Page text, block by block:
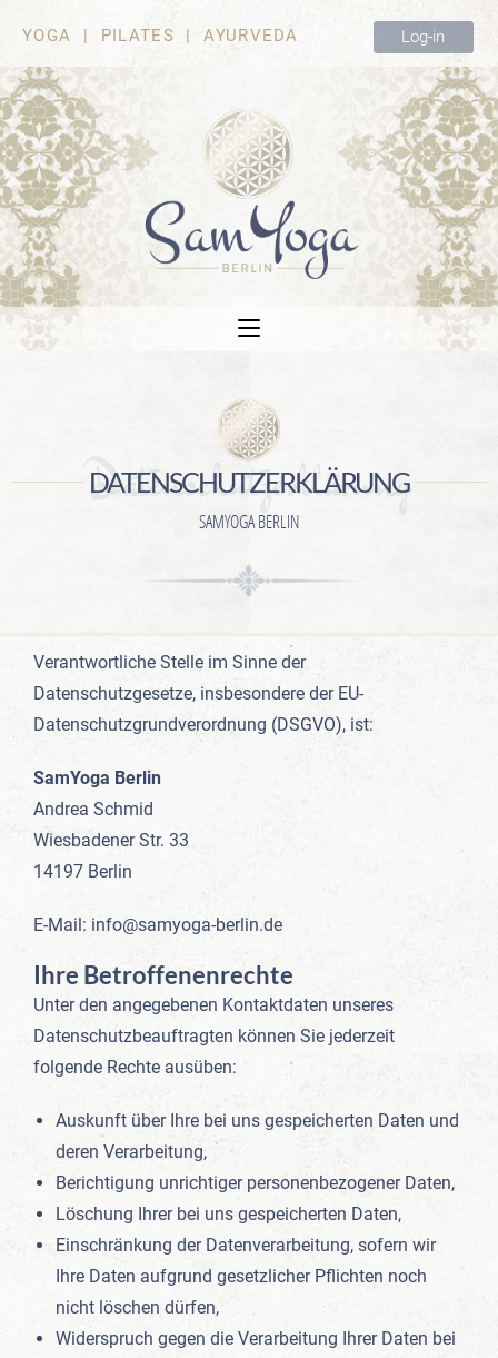
YOGA | PILATES | AYURVEDA Log-in
DATENSCHUTZERKLÄRUNG
Datenschutzerklärung
SAMYOGA BERLIN
Verantwortliche Stelle im Sinne der
Datenschutzgesetze, insbesondere der EU-
Datenschutzgrundverordnung (DSGVO), ist:
SamYoga Berlin
Andrea Schmid
Wiesbadener Str. 33
14197 Berlin
E-Mail: info@samyoga-berlin.de
Ihre Betroffenenrechte
Unter den angegebenen Kontaktdaten unseres
Datenschutzbeauftragten können Sie jederzeit
folgende Rechte ausüben:
Auskunft über Ihre bei uns gespeicherten Daten und
deren Verarbeitung,
Berichtigung unrichtiger personenbezogener Daten,
Löschung Ihrer bei uns gespeicherten Daten,
Einschränkung der Datenverarbeitung, sofern wir
Ihre Daten aufgrund gesetzlicher Pflichten noch
nicht löschen dürfen,
Widerspruch gegen die Verarbeitung Ihrer Daten bei